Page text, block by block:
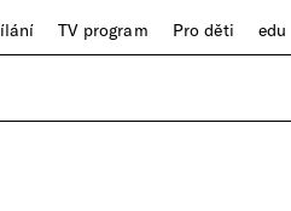
TV program Pro děti edu